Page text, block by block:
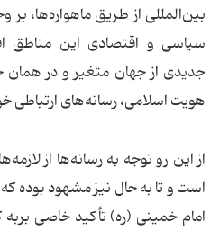
بین‌المللی از طریق ماهواره‌ها،
سیاسی و اقتصادی این مناطق
جدیدی از جهان متغیر و در
هویت اسلامی، رسانه‌های ارتباطی
از این رو توجه به رسانه‌ها از
است و تا به حال نیز مشهود بوده
امام خمینی (ره) تأکید خاصی بربه